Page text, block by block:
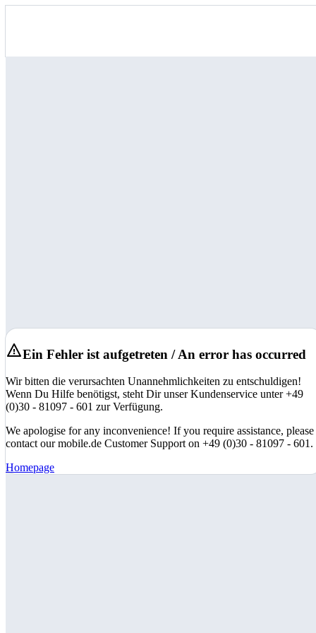
Ein Fehler ist aufgetreten / An error has occurred
Wir bitten die verursachten Unannehmlichkeiten zu entschuldigen!
Wenn Du Hilfe benötigst, steht Dir unser Kundenservice unter +49
(0)30 - 81097 - 601 zur Verfügung.
We apologise for any inconvenience! If you require assistance, please
contact our mobile.de Customer Support on +49 (0)30 - 81097 - 601.
Homepage